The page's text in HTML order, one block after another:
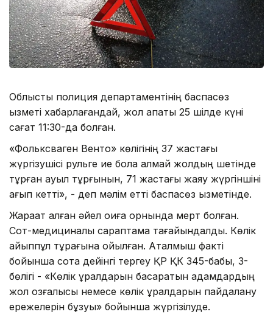
Облыстық полиция департаментінің баспасөз
қызметі хабарлағандай, жол апаты 25 шілде күні
сағат 11:30-да болған.
«Фольксваген Венто» көлігінің 37 жастағы
жүргізушісі рульге ие бола алмай жолдың шетінде
тұрған ауыл тұрғынын, 71 жастағы жаяу жүргіншіні
қағып кетті», - деп мәлім етті баспасөз қызметінде.
Жарақат алған әйел оқиға орнында мерт болған.
Сот-медициналық сараптама тағайындалды. Көлік
айыппұл тұрағына қойылған. Аталмыш факті
бойынша сотқа дейінгі тергеу ҚР ҚК 345-бабы, 3-
бөлігі - «Көлік құралдарын басқаратын адамдардың
жол қозғалысы немесе көлік құралдарын пайдалану
ережелерін бұзуы» бойынша жүргізілуде.